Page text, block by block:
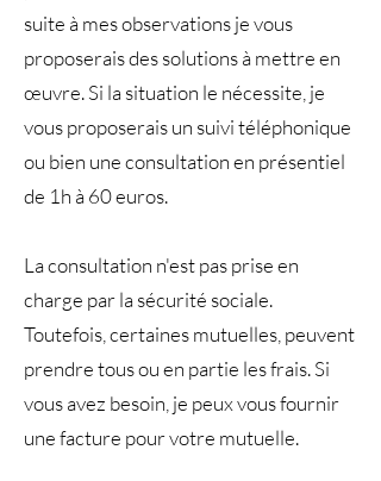
suite à mes observations je vous
proposerais des solutions à mettre en
œuvre. Si la situation le nécessite, je
vous proposerais un suivi téléphonique
ou bien une consultation en présentiel
de 1h à 60 euros.
La consultation n'est pas prise en
charge par la sécurité sociale.
Toutefois, certaines mutuelles, peuvent
prendre tous ou en partie les frais. Si
vous avez besoin, je peux vous fournir
une facture pour votre mutuelle.